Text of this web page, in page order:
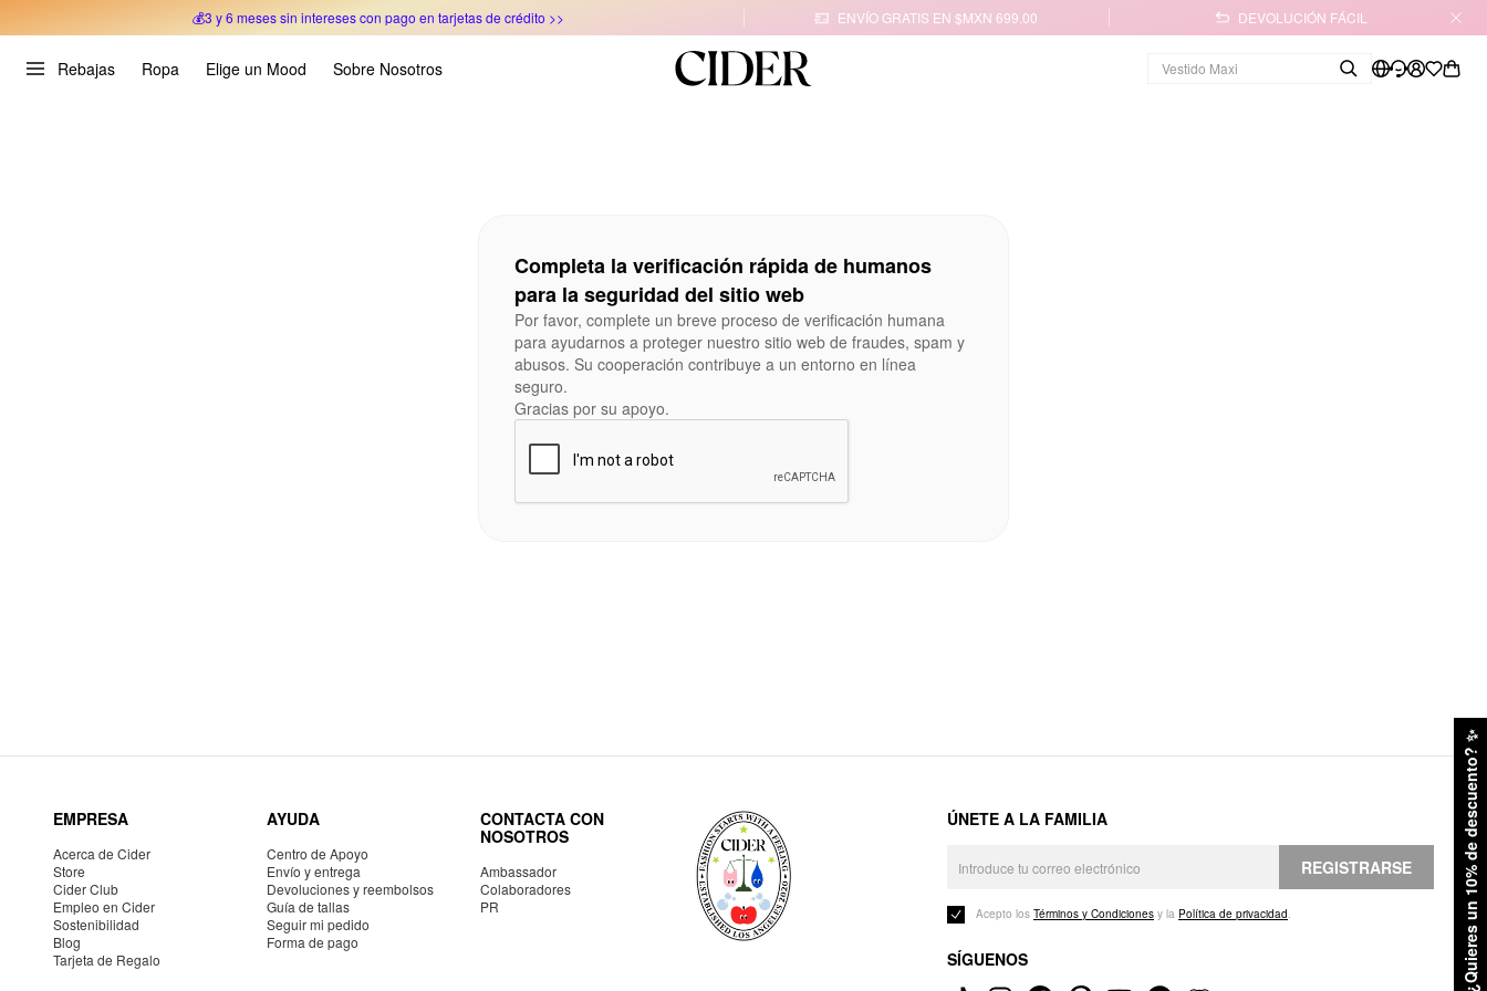
💰3 y 6 meses sin intereses con pago en tarjetas de crédito >>
ENVÍO GRATIS EN $MXN 699.00 DEVOLUCIÓN FÁCIL
Rebajas Ropa Elige un Mood Sobre Nosotros
¿Quieres un 10% de descuento?
✨
Completa la verificación rápida de humanos
para la seguridad del sitio web
Por favor, complete un breve proceso de verificación humana
para ayudarnos a proteger nuestro sitio web de fraudes, spam y
abusos. Su cooperación contribuye a un entorno en línea
seguro.
Gracias por su apoyo.
EMPRESA
Acerca de Cider
Store
Cider Club
Empleo en Cider
Sostenibilidad
Blog
Tarjeta de Regalo
AYUDA
Centro de Apoyo
Envío y entrega
Devoluciones y reembolsos
Guía de tallas
Seguir mi pedido
Forma de pago
CONTACTA CON
NOSOTROS
Ambassador
Colaboradores
PR
ÚNETE A LA FAMILIA
REGISTRARSE
Acepto los Términos y Condiciones y la Política de privacidad.
SÍGUENOS